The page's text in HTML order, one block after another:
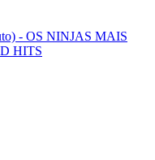
- OS NINJAS MAIS
HITS